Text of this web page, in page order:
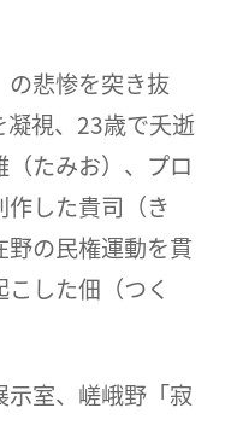
の悲惨を突き抜
凝視、23歳で夭逝
たみお）、プロ
作した貴司（き
野の民権運動を貫
した佃（つく
室、嵯峨野「寂